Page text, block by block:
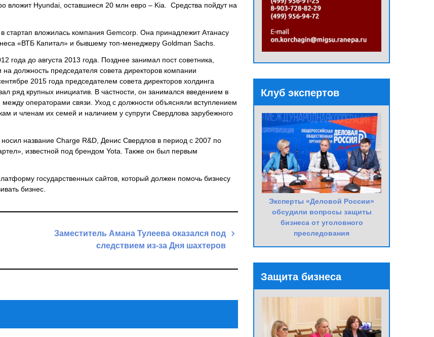
вложит Hyundai, оставшиеся 20 млн евро – Kia. Средства пойдут на
стартап вложилась компания Gemcorp. Она принадлежит Атанасу
«ВТБ Капитал» и бывшему топ-менеджеру Goldman Sachs.
до августа 2013 года. Позднее занимал пост советника,
должность председателя совета директоров компании
2015 года председателем совета директоров холдинга
ряд крупных инициатив. В частности, он занимался введением в
операторами связи. Уход с должности объясняли вступлением
и членам их семей и наличием у супруги Свердлова зарубежного
название Charge R&D, Денис Свердлов в период с 2007 по
известной под брендом Yota. Также он был первым
государственных сайтов, который должен помочь бизнесу
бизнес.
Заместитель Амана Тулеева оказался под
следствием из-за Дня шахтеров
Клуб экспертов
Эксперты «Деловой России»
обсудили вопросы защиты
бизнеса от уголовного
преследования
Защита бизнеса